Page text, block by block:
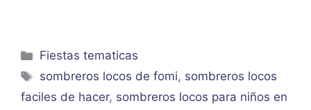
Categorías
Fiestas tematicas
Etiquetas
sombreros locos de fomi, sombreros locos
faciles de hacer, sombreros locos para niños en